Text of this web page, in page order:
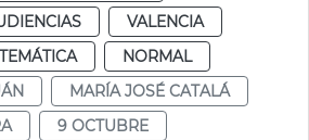
VALENCIA
NORMAL
MARÍA JOSÉ CATALÁ
9 OCTUBRE